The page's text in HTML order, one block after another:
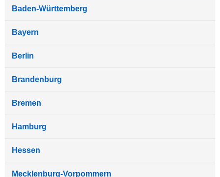
Baden-Württemberg
Bayern
Berlin
Brandenburg
Bremen
Hamburg
Hessen
Mecklenburg-Vorpommern